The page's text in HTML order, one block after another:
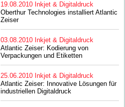
19.08.2010 Inkjet & Digitaldruck
Oberthur Technologies installiert Atlantic
Zeiser
03.08.2010 Inkjet & Digitaldruck
Atlantic Zeiser: Kodierung von
Verpackungen und Etiketten
25.06.2010 Inkjet & Digitaldruck
Atlantic Zeiser: Innovative Lösungen für
industriellen Digitaldruck